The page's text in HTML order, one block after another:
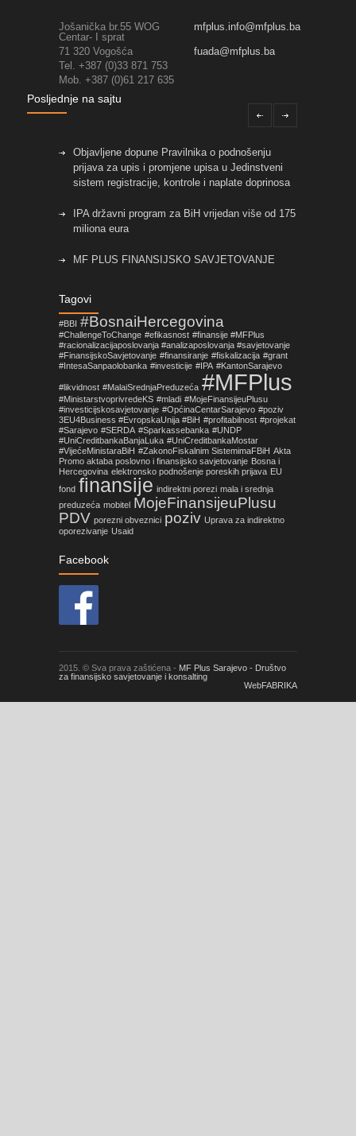
Jošanička br.55 WOG
Centar- I sprat
mfplus.info@mfplus.ba
71 320 Vogošća
fuada@mfplus.ba
Tel. +387 (0)33 871 753
Mob. +387 (0)61 217 635
Posljednje na sajtu
Objavljene dopune Pravilnika o podnošenju
prijava za upis i promjene upisa u Jedinstveni
sistem registracije, kontrole i naplate doprinosa
IPA državni program za BiH vrijedan više od 175
miliona eura
MF PLUS FINANSIJSKO SAVJETOVANJE
primjenu Zakona o fiskalnim sistemima u FBiH!
Nova prilika za mala i srednja preduzeća sa
područja Općine Centar Sarajevo
Tagovi
#BBI #BosnaiHercegovina
#ChallengeToChange #efikasnost #finansije #MFPlus
#racionalizacijaposlovanja #analizaposlovanja #savjetovanje
#FinansijskoSavjetovanje #finansiranje #fiskalizacija #grant
#IntesaSanpaolobanka #investicije #IPA #KantonSarajevo
#likvidnost #MalaiSrednjaPreduzeća #MFPlus
#MinistarstvoprivredeKS #mladi #MojeFinansijeuPlusu
#investicijskosavjetovanje #OpćinaCentarSarajevo #poziv
3EU4Business #EvropskaUnija #BiH #profitabilnost #projekat
#Sarajevo #SERDA #Sparkassebanka #UNDP
#UniCreditbankaBanjaLuka #UniCreditbankaMostar
#VijećeMinistaraBiH #ZakonoFiskalnim SistemimaFBiH Akta
Promo aktaba poslovno i finansijsko savjetovanje Bosna i
Hercegovina elektronsko podnošenje poreskih prijava EU
fond finansije indirektni porezi mala i srednja
preduzeća mobitel MojeFinansijeuPlusu
PDV porezni obveznici poziv Uprava za indirektno
oporezivanje Usaid
Facebook
2015. © Sva prava zaštićena - MF Plus Sarajevo - Društvo
za finansijsko savjetovanje i konsalting
WebFABRIKA